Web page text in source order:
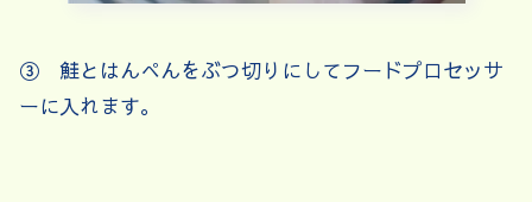
③ 鮭とはんぺんをぶつ切りにしてフードプロセッサ
ーに入れます。